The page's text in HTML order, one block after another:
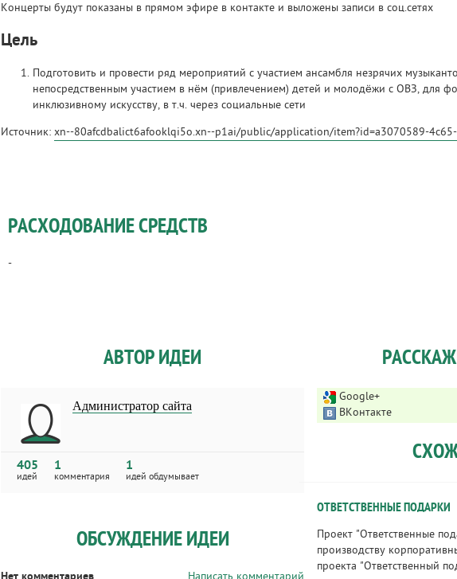
Концерты будут показаны в прямом эфире в контакте и выложены записи в соц.сетях
Цель
Подготовить и провести ряд мероприятий с участием ансамбля незрячих
непосредственным участием в нём (привлечением) детей и молодёжи с ОВЗ, для
инклюзивному искусству, в т.ч. через социальные сети
Источник:xn--80afcdbalict6afooklqi5o.xn--p1ai/public/application/item?id=a3070589-
РАСХОДОВАНИЕ СРЕДСТВ
-
АВТОР ИДЕИ
Администратор сайта
405
идей
1
комментария
1
идей обдумывает
ОБСУЖДЕНИЕ ИДЕИ
Google+
ВКонтакте
ОТВЕТСТВЕННЫЕ ПОДАРКИ
Проект "Ответственные
производству
проекта "Ответственный